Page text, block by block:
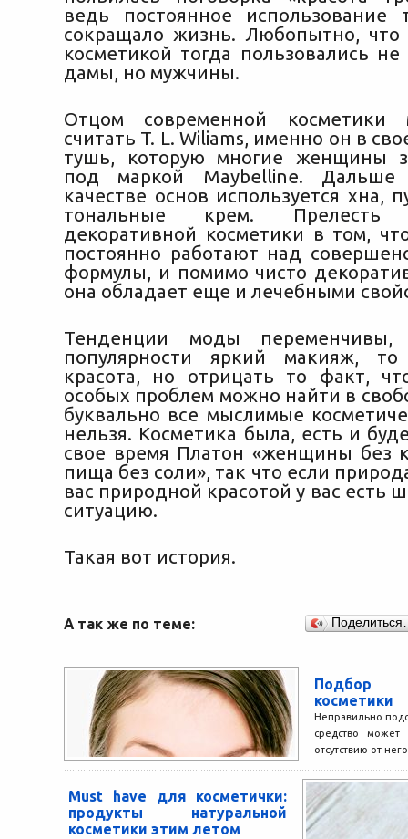
ведь постоянное использование
сокращало жизнь. Любопытно, что
косметикой тогда пользовались
дамы, но мужчины.
Отцом современной косметики
считать T. L. Wiliams, именно он в
тушь, которую многие женщины
под маркой Maybelline.
качестве основ используется хна,
тональные крем. Прелесть
декоративной косметики в том,
постоянно работают над
формулы, и помимо чисто
она обладает еще и лечебными
Тенденции моды
популярности яркий макияж, то
красота, но отрицать то факт,
особых проблем можно найти в
буквально все мыслимые
нельзя. Косметика была, есть и
свое время Платон «женщины без
пища без соли», так что если
вас природной красотой у вас есть
ситуацию.
Такая вот история.
А так же по теме:
Подбор
косметики
Неправильно
средство
отсутствию от
Must have для косметички:
продукты натуральной
косметики этим летом